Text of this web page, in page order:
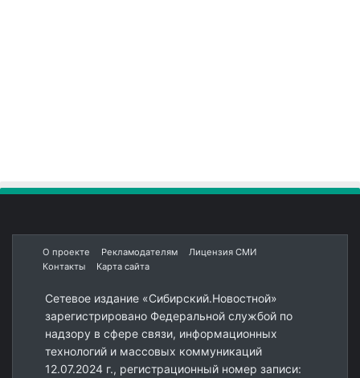
О проекте Рекламодателям
Лицензия СМИ
Контакты
Карта сайта
Сетевое издание «Сибирский.Новостной»
зарегистрировано Федеральной службой по
надзору в сфере связи, информационных
технологий и массовых коммуникаций
12.07.2024 г., регистрационный номер записи: